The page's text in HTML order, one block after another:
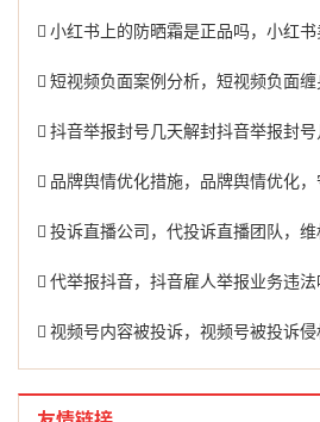
小红书上的防晒霜是正品吗，小红书卖防晒
短视频负面案例分析，短视频负面缠身？
抖音举报封号几天解封抖音举报封号几天解封？揭秘抖
品牌舆情优化措施，品牌舆情优化
投诉直播公司，代投诉直播团队，维权
代举报抖音，抖音雇人举报业务违法
视频号内容被投诉，视频号被投诉侵权，一定